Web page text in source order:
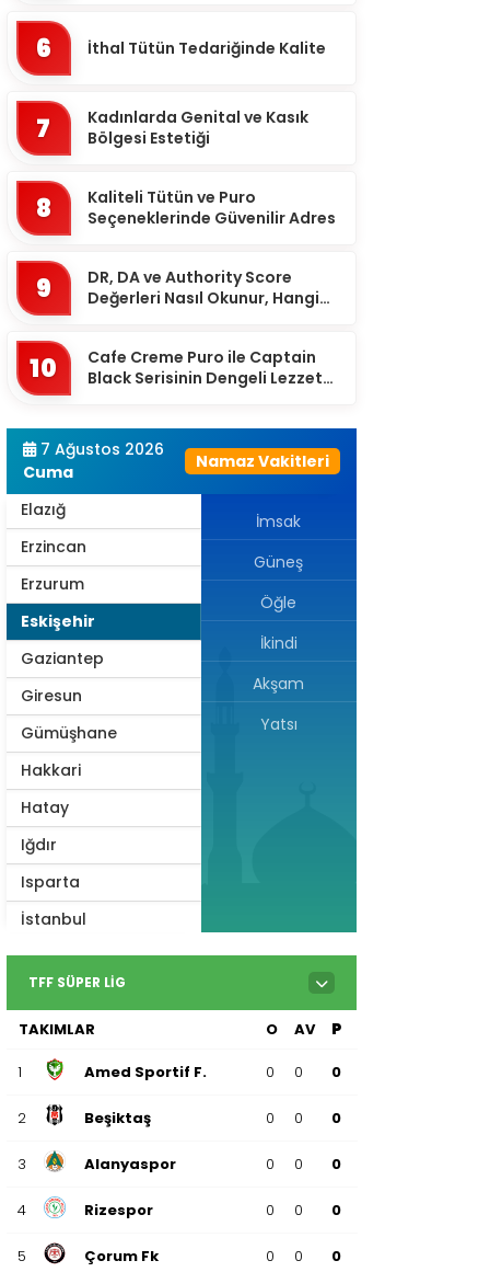
6 İthal Tütün Tedariğinde Kalite
7
Kadınlarda Genital ve Kasık
Bölgesi Estetiği
8
Kaliteli Tütün ve Puro
Seçeneklerinde Güvenilir Adres
9
DR, DA ve Authority Score
Değerleri Nasıl Okunur, Hangi
10
Cafe Creme Puro ile Captain
Black Serisinin Dengeli Lezzet
7 Ağustos 2026
Cuma
Namaz Vakitleri
Bilecik
Bingöl
Bitlis
Bolu
Bursa
Çankırı
Denizli
Diyarbakır
Düzce
Edirne
Elazığ
Erzincan
Erzurum
Eskişehir
Gaziantep
Giresun
Gümüşhane
Hakkari
Hatay
Iğdır
Isparta
İstanbul
İzmir
Kahramanmaraş
Karabük
Karaman
Kars
Kilis
Kırıkkale
İmsak
Güneş
Öğle
İkindi
Akşam
Yatsı
TFF SÜPER LIG
TAKIMLAR O AV P
1 Amed Sportif F. 0 0 0
2 Beşiktaş 0 0 0
3 Alanyaspor 0 0 0
4 Rizespor 0 0 0
5 Çorum Fk 0 0 0